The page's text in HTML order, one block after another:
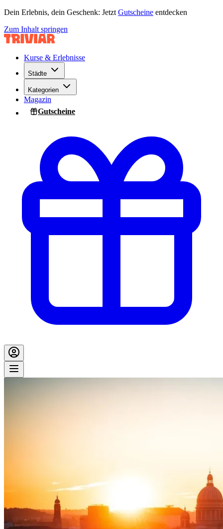
Dein Erlebnis, dein Geschenk: Jetzt Gutscheine entdecken
Zum Inhalt springen
Kurse & Erlebnisse
Städte
Kategorien
Magazin
Gutscheine